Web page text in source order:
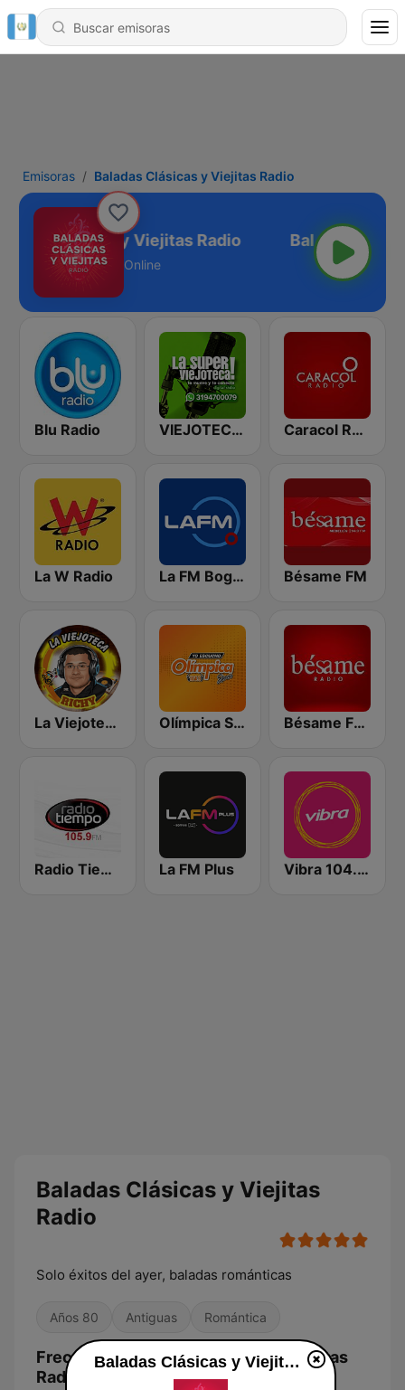
Emisoras Baladas Clásicas y Viejitas Radio
Clásicas y Viejitas Radio
Online
Blu Radio VIEJOTECA "para Beber y Gozar" Caracol Radio
La W Radio La FM Bogotá Bésame FM
La Viejoteca de Richy Olímpica Stereo - Medellín 104.9 FM Bésame FM Bogotá
Radio Tiempo Medellín La FM Plus Vibra 104.9 FM
Baladas Clásicas y Viejitas
Radio
Solo éxitos del ayer, baladas románticas
Años 80 Antiguas Romántica
Frecuencias Baladas Clásicas y Viejitas
Radio:
Baladas Clásicas y Viejitas Radio en línea